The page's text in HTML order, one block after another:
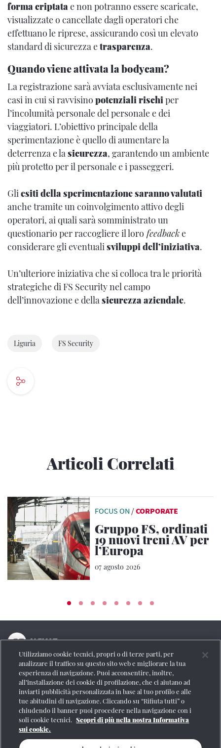
forma criptatae non potranno essere scaricate,
visualizzate o cancellate dagli operatori che
effettuano le riprese, assicurando così un elevato
standard di sicurezza etrasparenza.
Quando viene attivata la bodycam?
La registrazione sarà avviata esclusivamente nei
casi in cui si ravvisino potenziali rischiper
l’incolumità personale del personale e dei
viaggiatori. L’obiettivo principale della
sperimentazione è quello di aumentare la
deterrenza e lasicurezza, garantendo un ambiente
più protetto per il personale e i passeggeri.
Gliesiti della sperimentazione saranno valutati
anche tramite un coinvolgimento attivo degli
operatori, ai quali sarà somministrato un
questionario per raccogliere il loro feedbacke
considerare gli eventualisviluppi dell’iniziativa.
Un’ulteriore iniziativa che si colloca tra le priorità
strategiche di FS Security nel campo
dell’innovazione e dellasicurezza aziendale.
Liguria FS Security
Articoli Correlati
FOCUS ON /CORPORATE
Gruppo FS, ordinati
19 nuovi treni AV per
l’Europa
07 agosto 2026
La testata online del Gruppo FS Italiane
Social
Se vuoi contattarci o avere altre informazioni
Utilizziamo cookie tecnici, propri o di terze parti, per
analizzare il traffico su questo sito web e migliorare la tua
esperienza di navigazione. Puoi acconsentire, inoltre,
all’installazione dei cookie di profilazione, che ci aiutano ad
inviarti pubblicità personalizzata in base al tuo profilo e alle
tue abitudini di navigazione. Cliccando su “Rifiuta tutti” o
chiudendo il banner puoi procedere nella navigazione con i
soli cookie tecnici. Scopri di più nella nostra Informativa
sui cookie.